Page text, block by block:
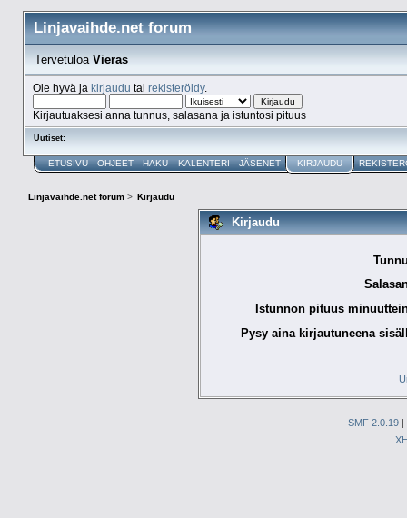
Linjavaihde.net forum
TervetuloaVieras
Ole hyvä ja kirjaudu tai rekisteröidy.
Kirjautuaksesi anna tunnus, salasana ja istuntosi pituus
Uutiset:
ETUSIVU OHJEET HAKU KALENTERI JÄSENET KIRJAUDU
Linjavaihde.net forum> Kirjaudu
Kirjaudu
Istunnon pituus
Pysy aina kirjautuneena
SMF 2.0.19 |